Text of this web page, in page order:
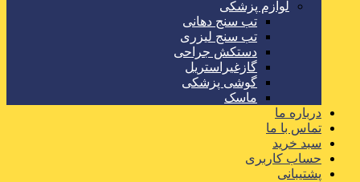
لوازم پزشکی
تب سنج دهانی
تب سنج لیزری
دستکش جراحی
گازغیراستریل
گوشی پزشکی
ماسک
درباره ما
تماس با ما
سبد خرید
حساب کاربری
پشتیبانی